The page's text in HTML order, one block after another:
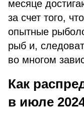
месяце
за счет того,
опытные
рыб и,
во многом
Как
в июле